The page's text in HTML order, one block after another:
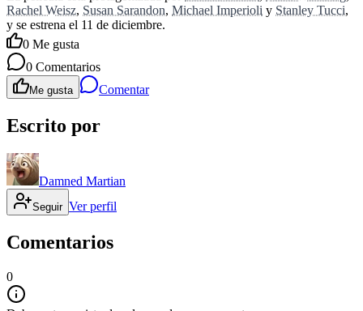
Rachel Weisz, Susan Sarandon, Michael Imperioli y Stanley Tucci,
y se estrena el 11 de diciembre.
0 Me gusta
0 Comentarios
Me gusta Comentar
Escrito por
Damned Martian
Seguir Ver perfil
Comentarios
0